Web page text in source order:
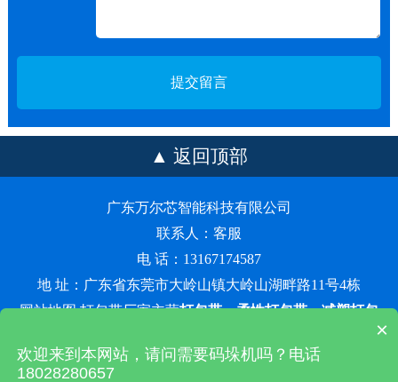
返回顶部
广东万尔芯智能科技有限公司
联系人：客服
电 话：13167174587
地 址：广东省东莞市大岭山镇大岭山湖畔路11号4栋
网站地图打包带厂家主营打包带、柔性打包带、减塑打包
粤ICP备2022068150号
百度统计
×
欢迎来到本网站，请问需要码垛机吗？电话
18028280657